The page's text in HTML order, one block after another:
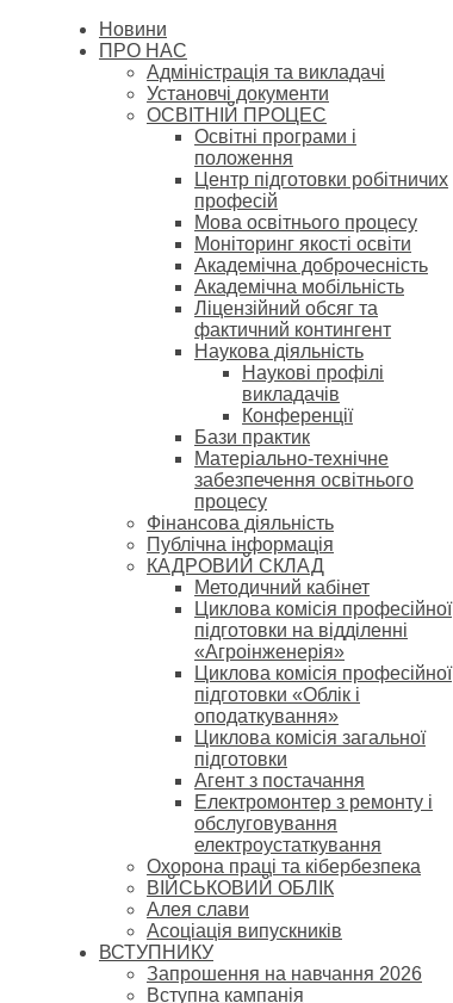
Новини
ПРО НАС
Адміністрація та викладачі
Установчі документи
ОСВІТНІЙ ПРОЦЕС
Освітні програми і
положення
Центр підготовки робітничих
професій
Мова освітнього процесу
Моніторинг якості освіти
Академічна доброчесність
Академічна мобільність
Ліцензійний обсяг та
фактичний контингент
Наукова діяльність
Наукові профілі
викладачів
Конференції
Бази практик
Матеріально-технічне
забезпечення освітнього
процесу
Фінансова діяльність
Публічна інформація
КАДРОВИЙ СКЛАД
Методичний кабінет
Циклова комісія професійної
підготовки на відділенні
«Агроінженерія»
Циклова комісія професійної
підготовки «Облік і
оподаткування»
Циклова комісія загальної
підготовки
Агент з постачання
Електромонтер з ремонту і
обслуговування
електроустаткування
Охорона праці та кібербезпека
ВІЙСЬКОВИЙ ОБЛІК
Алея слави
Асоціація випускників
ВСТУПНИКУ
Запрошення на навчання 2026
Вступна кампанія